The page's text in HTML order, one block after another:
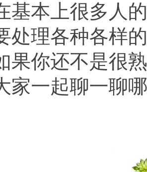
本上很多人的
处理各种各样
果你还不是很
家一起聊一聊哪